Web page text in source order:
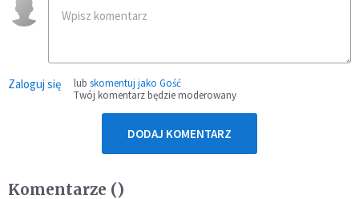
Zaloguj się lub skomentuj jako Gość
Twój komentarz będzie moderowany
DODAJ KOMENTARZ
Komentarze ()